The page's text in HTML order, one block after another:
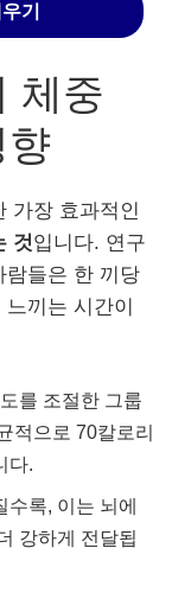
기
체중
가장 효과적인
것입니다. 연구
람들은 한 끼당
끼는 시간이
를 조절한 그룹
적으로 70칼로리
다.
수록, 이는 뇌에
강하게 전달됩